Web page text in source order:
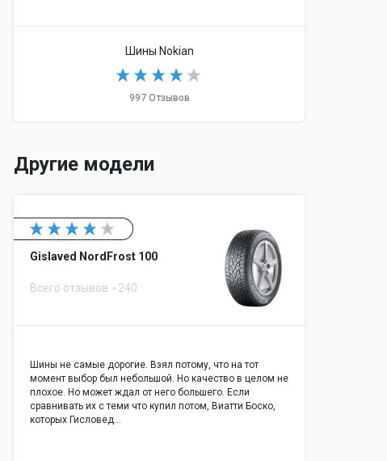
Шины Nokian
997 Отзывов
Другие модели
Gislaved NordFrost 100
Всего отзывов 240
Шины не самые дорогие. Взял потому, что на тот
момент выбор был небольшой. Но качество в целом не
плохое. Но может ждал от него большего. Если
сравнивать их с теми что купил потом, Виатти Боско,
которых Гисловед…